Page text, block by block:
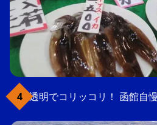
透明でコリッコリ！ 函館自